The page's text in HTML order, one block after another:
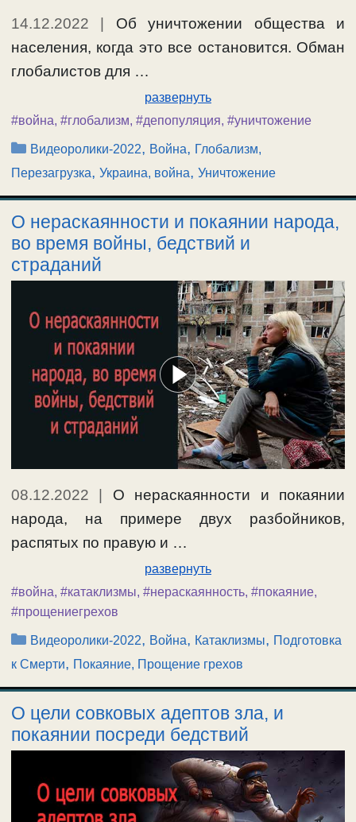
14.12.2022
Об уничтожении общества и
населения, когда это все остановится. Обман
глобалистов для …
развернуть
#война, #глобализм, #депопуляция, #уничтожение
Рубрики
Видеоролики-2022, Война, Глобализм,
Перезагрузка, Украина, война, Уничтожение
О нераскаянности и покаянии народа,
во время войны, бедствий и
страданий
08.12.2022
О нераскаянности и покаянии
народа, на примере двух разбойников,
распятых по правую и …
развернуть
#война, #катаклизмы, #нераскаянность, #покаяние,
#прощениегрехов
Рубрики
Видеоролики-2022, Война, Катаклизмы, Подготовка
к Смерти, Покаяние, Прощение грехов
О цели совковых адептов зла, и
покаянии посреди бедствий